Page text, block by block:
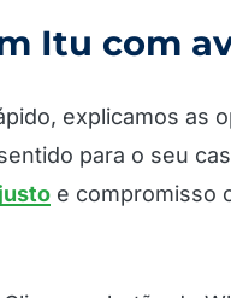
Itu com
explicamos as
para o seu
e compromisso